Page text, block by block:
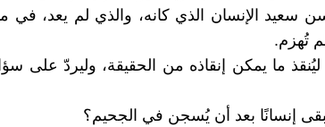
الإنسان الذي كانه، والذي لم يعد، في
تُهزم.
ليُنقذ ما يمكن إنقاذه من الحقيقة، وليردّ على
إنسانًا بعد أن يُسجن في الجحيم؟